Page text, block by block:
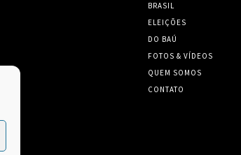
BRASIL
ELEIÇÕES
DO BAÚ
FOTOS & VÍDEOS
QUEM SOMOS
CONTATO